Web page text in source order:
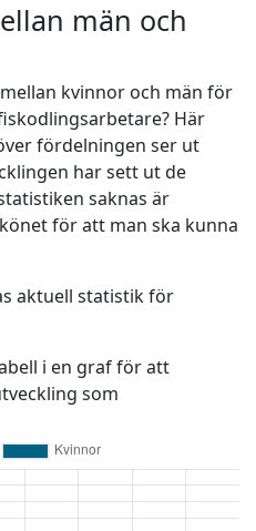
män och
kvinnor och män för
Här
fördelningen ser ut
har sett ut de
saknas är
för att man ska kunna
aktuell statistik för
i en graf för att
som